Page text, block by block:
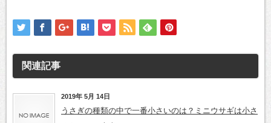
関連記事
2019年 5月 14日
うさぎの種類の中で一番小さいのは？ミニウサギは小さ